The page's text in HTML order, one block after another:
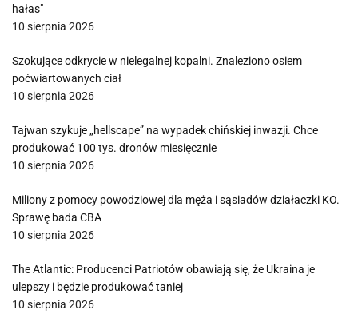
hałas"
10 sierpnia 2026
Szokujące odkrycie w nielegalnej kopalni. Znaleziono osiem
poćwiartowanych ciał
10 sierpnia 2026
Tajwan szykuje „hellscape” na wypadek chińskiej inwazji. Chce
produkować 100 tys. dronów miesięcznie
10 sierpnia 2026
Miliony z pomocy powodziowej dla męża i sąsiadów działaczki KO.
Sprawę bada CBA
10 sierpnia 2026
The Atlantic: Producenci Patriotów obawiają się, że Ukraina je
ulepszy i będzie produkować taniej
10 sierpnia 2026